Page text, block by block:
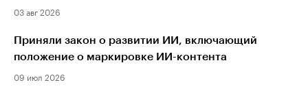
03 авг 2026
Приняли закон о развитии ИИ, включающий
положение о маркировке ИИ-контента
09 июл 2026